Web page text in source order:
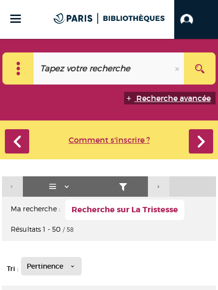
Recherche avancée
Comment s'inscrire ?
Ma recherche : Recherche sur La Tristesse
Résultats1 - 50 / 58
Tri : Pertinence